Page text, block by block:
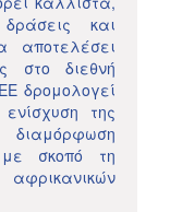
και
αποτελέσει
στο διεθνή
δρομολογεί
της
με σκοπό τη